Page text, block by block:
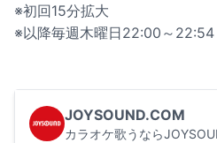
※初回15分拡大
※以降毎週木曜日22:00～22:54
JOYSOUND.COM
カラオケ歌うなら